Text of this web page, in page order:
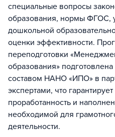
специальные вопросы
образования, нормы ФГОС,
дошкольной
оценки эффективности.
переподготовки
образования»
составом НАНО «ИПО» в
экспертами, что
проработанность и
необходимой для
деятельности.